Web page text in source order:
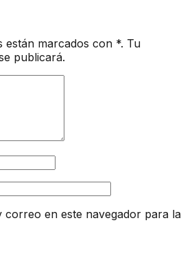
están marcados con *. Tu
publicará.
correo en este navegador para la